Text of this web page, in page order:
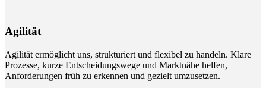
Agilität
Agilität ermöglicht uns, strukturiert und flexibel zu handeln. Klare
Prozesse, kurze Entscheidungswege und Marktnähe helfen,
Anforderungen früh zu erkennen und gezielt umzusetzen.